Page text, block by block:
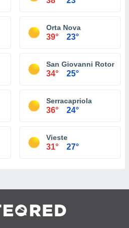
Orta Nova
39° 23°
San Giovanni Rotondo
34° 25°
Serracapriola
36° 24°
Vieste
31° 27°